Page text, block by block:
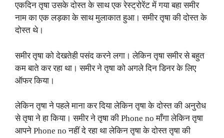
एकदिन तृषा उसके दोस्त के साथ एक रेस्ट्रोरेंट में गया बहा समीर
नाम का एक लड़का के साथ मुलाकात हुआ। समीर तृषा की दोस्त के
दोस्त थे।
समीर तृषा को देखतेही पसंद करने लगा। लेकिन तृषा समीर से बहुत
कम बाते कर रहा था। समीर ने तृषा को अगले दिन डिनर के लिए
ऑफर किया।
लेकिन तृषा ने पहले माना कर दिया लेकिन तृषा के दोस्त की अनुरोध
से तृषा ने हा किया। समीर ने तृषा की Phone no माँगा लेकिन तृषा
आपने Phone no नहीं दे रहा था लेकिन तृषा के दोस्त तृषा की